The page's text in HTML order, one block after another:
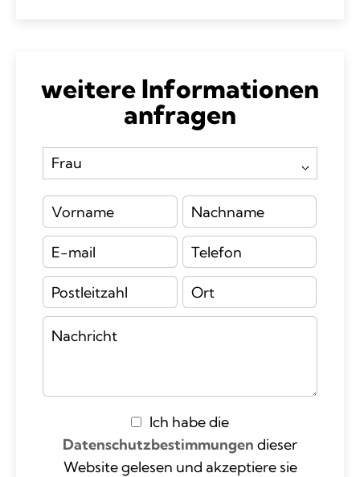
weitere Informationen
anfragen
Ich habe die
Datenschutzbestimmungen dieser
Website gelesen und akzeptiere sie